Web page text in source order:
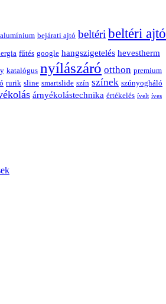
alumínium bejárati ajtó beltéri beltéri ajtó
fűtés google hangszigetelés hevestherm
katalógus nyílászáró otthon premium
rurik sline smartslide szín színek szúnyogháló
árnyékolástechnika értékelés ívelt íves